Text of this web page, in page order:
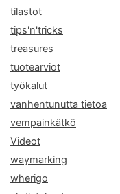
tilastot
tips'n'tricks
treasures
tuotearviot
työkalut
vanhentunutta tietoa
vempainkätkö
Videot
waymarking
wherigo